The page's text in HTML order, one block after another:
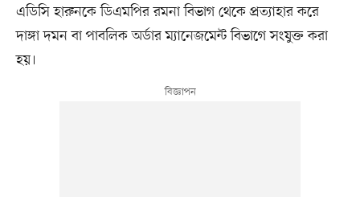
এডিসি হারুনকে ডিএমপির রমনা বিভাগ থেকে প্রত্যাহার করে
দাঙ্গা দমন বা পাবলিক অর্ডার ম্যানেজমেন্ট বিভাগে সংযুক্ত করা
হয়।